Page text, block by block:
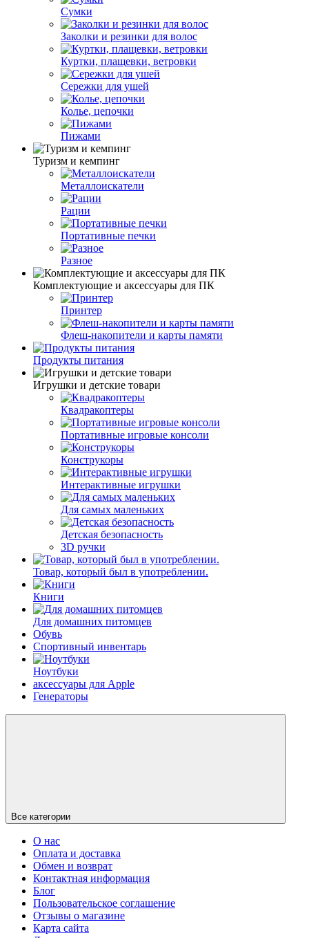
Сумки
Заколки и резинки для волос
Куртки, плащевки, ветровки
Сережки для ушей
Колье, цепочки
Пижами
Туризм и кемпинг
Металлоискатели
Рации
Портативные печки
Разное
Комплектующие и аксессуары для ПК
Принтер
Флеш-накопители и карты памяти
Продукты питания
Игрушки и детские товари
Квадракоптеры
Портативные игровые консоли
Конструкоры
Интерактивные игрушки
Для самых маленьких
Детская безопасность
3D ручки
Товар, который был в употреблении.
Книги
Для домашних питомцев
Обувь
Спортивный инвентарь
Ноутбуки
аксессуары для Apple
Генераторы
Все категории
О нас
Оплата и доставка
Обмен и возврат
Контактная информация
Блог
Пользовательское соглашение
Отзывы о магазине
Карта сайта